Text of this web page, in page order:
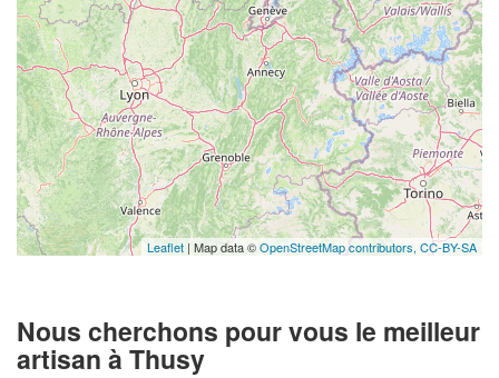
Leaflet | Map data ©OpenStreetMap contributors, CC-BY-SA
Nous cherchons pour vous le meilleur
artisan à Thusy